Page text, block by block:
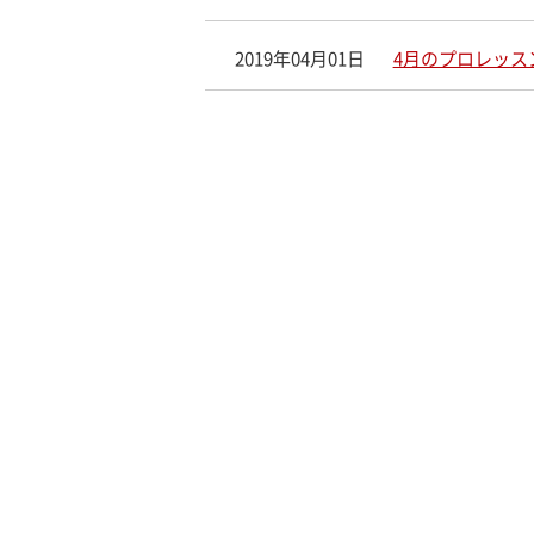
2019年04月01日 4月のプロレッス